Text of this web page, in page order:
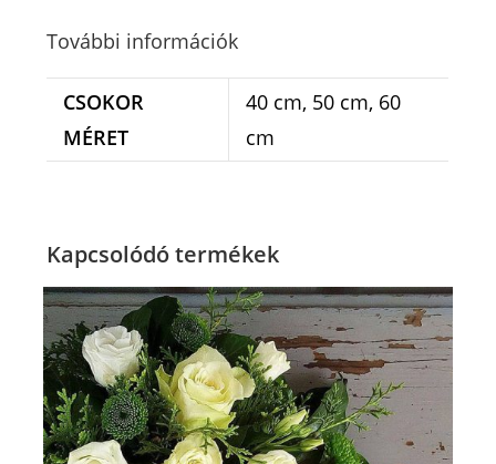
További információk
CSOKOR
MÉRET
40 cm, 50 cm, 60
cm
Kapcsolódó termékek